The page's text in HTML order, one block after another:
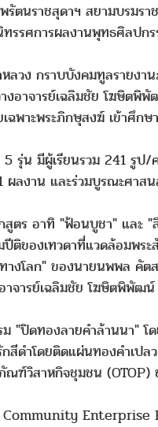
ตนราชสุดาฯ สยามบรมร
ทรรศการผลงานพุทธศิลป
วง กราบบังคมทูลรายง
าจารย์เฉลิมชัย โฆษิตพิ
พาะพระภิกษุสงฆ์ เข้าศึกษา
รุ่น มีผู้เรียนรวม 241 รู
ผลงาน และร่วมบูรณะศาส
สูตร อาทิ "ฟ้อนบูชา" แล
ติของเทวดาที่แวดล้อมพ
งโลก" ของนายนพพล คั
จารย์เฉลิมชัย โฆษิตพิพัฒ
"ปิดทองลายคำล้านนา"
สีดำโดยติดแผ่นทองคำเ
ฑ์วิสาหกิจชุมชน (OTOP)